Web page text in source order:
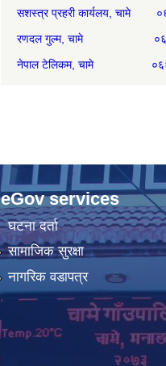
सशस्त्र प्रहरी कार्यलय, चामे
रणदल गुल्म, चामे
नेपाल टेलिकम, चामे
eGov services
घटना दर्ता
सामाजिक सुरक्षा
नागरिक वडापत्र